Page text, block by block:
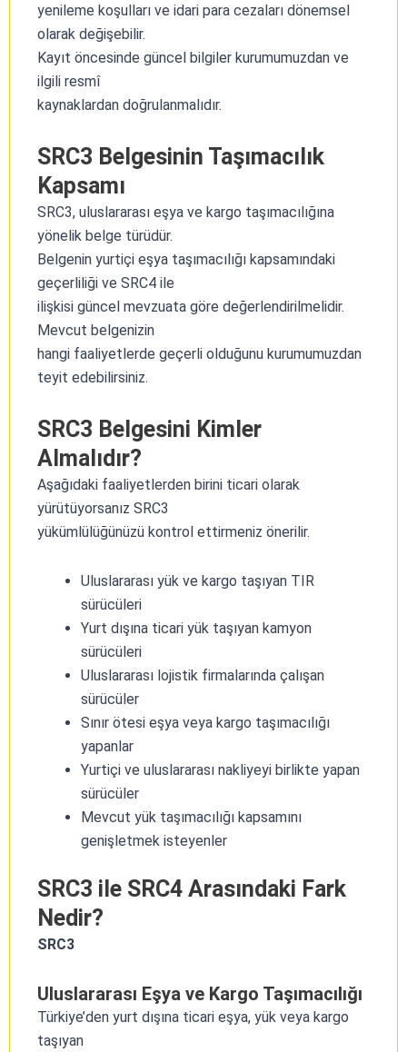
yenileme koşulları ve idari para cezaları dönemsel
olarak değişebilir.
Kayıt öncesinde güncel bilgiler kurumumuzdan ve
ilgili resmî
kaynaklardan doğrulanmalıdır.
SRC3 Belgesinin Taşımacılık
Kapsamı
SRC3, uluslararası eşya ve kargo taşımacılığına
yönelik belge türüdür.
Belgenin yurtiçi eşya taşımacılığı kapsamındaki
geçerliliği ve SRC4 ile
ilişkisi güncel mevzuata göre değerlendirilmelidir.
Mevcut belgenizin
hangi faaliyetlerde geçerli olduğunu kurumumuzdan
teyit edebilirsiniz.
SRC3 Belgesini Kimler
Almalıdır?
Aşağıdaki faaliyetlerden birini ticari olarak
yürütüyorsanız SRC3
yükümlülüğünüzü kontrol ettirmeniz önerilir.
Uluslararası yük ve kargo taşıyan TIR
sürücüleri
Yurt dışına ticari yük taşıyan kamyon
sürücüleri
Uluslararası lojistik firmalarında çalışan
sürücüler
Sınır ötesi eşya veya kargo taşımacılığı
yapanlar
Yurtiçi ve uluslararası nakliyeyi birlikte yapan
sürücüler
Mevcut yük taşımacılığı kapsamını
genişletmek isteyenler
SRC3 ile SRC4 Arasındaki Fark
Nedir?
SRC3
Uluslararası Eşya ve Kargo Taşımacılığı
Türkiye’den yurt dışına ticari eşya, yük veya kargo
taşıyan